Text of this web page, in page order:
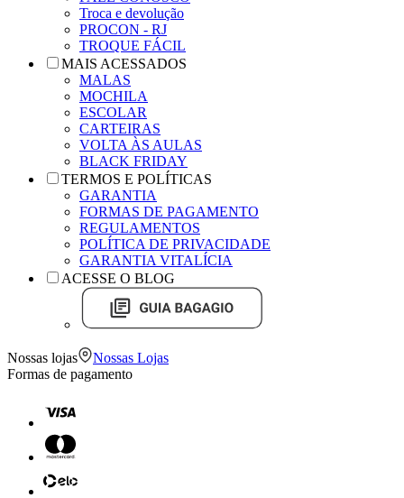
Troca e devolução
PROCON - RJ
TROQUE FÁCIL
MAIS ACESSADOS
MALAS
MOCHILA
ESCOLAR
CARTEIRAS
VOLTA ÀS AULAS
BLACK FRIDAY
TERMOS E POLÍTICAS
GARANTIA
FORMAS DE PAGAMENTO
REGULAMENTOS
POLÍTICA DE PRIVACIDADE
GARANTIA VITALÍCIA
ACESSE O BLOG
Nossas lojas
Nossas Lojas
Formas de pagamento